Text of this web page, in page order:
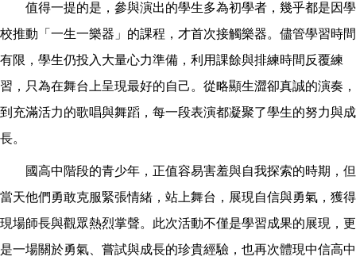
值得一提的是，參與演出的學生多為初學者，幾乎都是因學
校推動「一生一樂器」的課程，才首次接觸樂器。儘管學習時間
有限，學生仍投入大量心力準備，利用課餘與排練時間反覆練
習，只為在舞台上呈現最好的自己。從略顯生澀卻真誠的演奏，
到充滿活力的歌唱與舞蹈，每一段表演都凝聚了學生的努力與成
長。
國高中階段的青少年，正值容易害羞與自我探索的時期，但
當天他們勇敢克服緊張情緒，站上舞台，展現自信與勇氣，獲得
現場師長與觀眾熱烈掌聲。此次活動不僅是學習成果的展現，更
是一場關於勇氣、嘗試與成長的珍貴經驗，也再次體現中信高中